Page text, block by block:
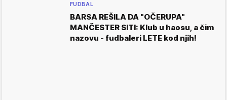
FUDBAL
BARSA REŠILA DA "OČERUPA"
MANČESTER SITI: Klub u haosu, a čim
nazovu - fudbaleri LETE kod njih!